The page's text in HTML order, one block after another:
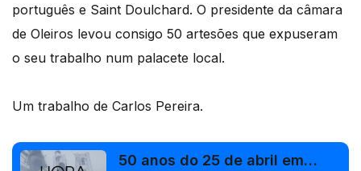
português e Saint Doulchard. O presidente da câmara
de Oleiros levou consigo 50 artesões que expuseram
o seu trabalho num palacete local.
Um trabalho de Carlos Pereira.
50 anos do 25 de abril em